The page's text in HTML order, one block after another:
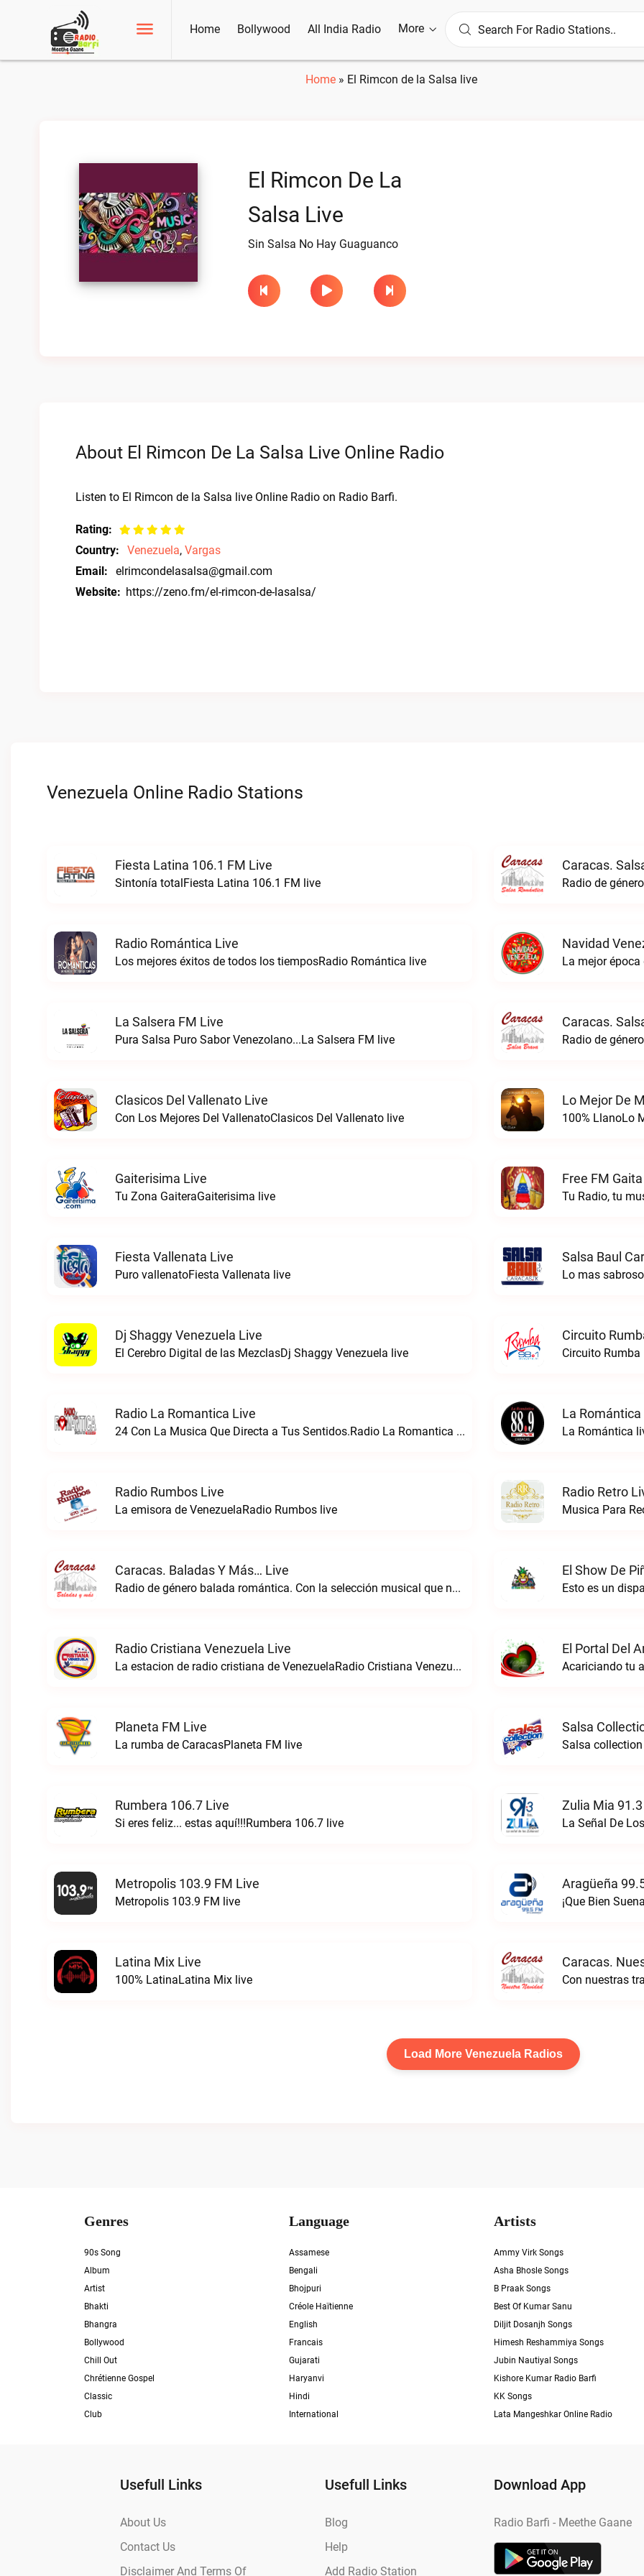
Home Bollywood All India Radio More
Home» El Rimcon de la Salsa live
El Rimcon De La
Salsa Live
Sin Salsa No Hay Guaguanco
About El Rimcon De La Salsa Live Online Radio
Listen to El Rimcon de la Salsa live Online Radio on Radio Barfi.
Rating:
Country:
Venezuela, Vargas
Email:
elrimcondelasalsa@gmail.com
Website: https://zeno.fm/el-rimcon-de-lasalsa/
Venezuela Online Radio Stations
Fiesta Latina 106.1 FM Live
Sintonía totalFiesta Latina 106.1 FM live
Caracas.
Radio Romántica Live
Los mejores éxitos de todos los tiemposRadio Romántica live
Navidad
La mejor
La Salsera FM Live
Pura Salsa Puro Sabor Venezolano...La Salsera FM live
Caracas.
Clasicos Del Vallenato Live
Con Los Mejores Del VallenatoClasicos Del Vallenato live
Lo Mejor De
100% LlanoLo
Gaiterisima Live
Tu Zona GaiteraGaiterisima live
Free FM
Tu Radio, tu
Fiesta Vallenata Live
Puro vallenatoFiesta Vallenata live
Salsa Baul
Lo mas
Dj Shaggy Venezuela Live
El Cerebro Digital de las MezclasDj Shaggy Venezuela live
Circuito
Circuito
Radio La Romantica Live
24 Con La Musica Que Directa a Tus Sentidos.Radio La Romantica live
La Romántica
La Romántica
Radio Rumbos Live
La emisora de VenezuelaRadio Rumbos live
Radio Retro
Musica Para
Caracas. Baladas Y Más… Live
Radio de género balada romántica. Con la selección musical que nos gusta...Caracas. Baladas y más… live
El Show De
Esto es un
Radio Cristiana Venezuela Live
La estacion de radio cristiana de VenezuelaRadio Cristiana Venezuela live
El Portal Del
Acariciando tu
Planeta FM Live
La rumba de CaracasPlaneta FM live
Salsa
Salsa
Rumbera 106.7 Live
Si eres feliz... estas aquí!!!Rumbera 106.7 live
Zulia Mia
La Señal De
Metropolis 103.9 FM Live
Metropolis 103.9 FM live
Aragüeña
¡Que Bien
Latina Mix Live
100% LatinaLatina Mix live
Caracas.
Load More Venezuela Radios
Genres
90s Song
Album
Artist
Bhakti
Bhangra
Bollywood
Chill Out
Chrétienne Gospel
Classic
Club
Language
Assamese
Bengali
Bhojpuri
Créole Haïtienne
English
Francais
Gujarati
Haryanvi
Hindi
International
Artists
Ammy Virk Songs
Asha Bhosle Songs
B Praak Songs
Best Of Kumar Sanu
Diljit Dosanjh Songs
Himesh Reshammiya Songs
Jubin Nautiyal Songs
Kishore Kumar Radio Barfi
KK Songs
Lata Mangeshkar Online Radio
Usefull Links
About Us
Contact Us
Disclaimer And Terms Of
Usefull Links
Blog
Help
Add Radio Station
Download App
Radio Barfi - Meethe Gaane